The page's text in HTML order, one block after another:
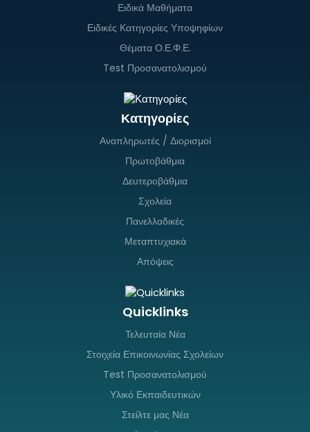
Ειδικά Μαθήματα
Ειδικές Κατηγορίες Υποψηφίων
Θέματα Ο.Ε.Φ.Ε.
Test Προσανατολισμού
Κατηγορίες
Αναπληρωτές / Διορισμοί
Πρωτοβάθμια
Δευτεροβάθμια
Σχολεία
Πανελλαδικές
Μεταπτυχιακά
Απόψεις
Quicklinks
Τελευταία Νέα
Στοιχεία Επικοινωνίας Σχολείων
Test Προσανατολισμού
Υλικό Εκπαιδευτικών
Στείλτε μας Νέα